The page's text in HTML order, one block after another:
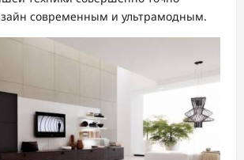
современным и ультрамодным.